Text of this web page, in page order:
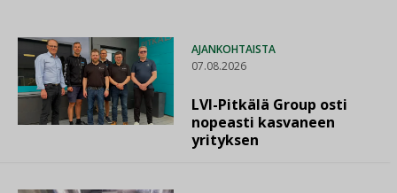
AJANKOHTAISTA
07.08.2026
LVI-Pitkälä Group osti
nopeasti kasvaneen
yrityksen